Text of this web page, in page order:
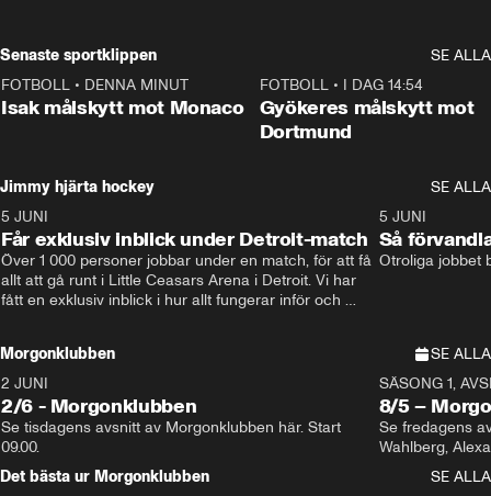
Senaste sportklippen
SE ALLA
FOTBOLL • DENNA MINUT
Isak målskytt mot Monaco
FOTBOLL• I DAG 14:54
Gyökeres målskytt mot
Dortmund
Jimmy hjärta hockey
SE ALLA
5 JUNI
Får exklusiv inblick under Detroit-match
Över 1 000 personer jobbar under en match, för att få
allt att gå runt i Little Ceasars Arena i Detroit. Vi har
fått en exklusiv inblick i hur allt fungerar inför och
5 JUNI
Så
Otroliga jobbet
Morgonklubben
SE ALLA
2 JUNI
2/6 - Morgonklubben
Se tisdagens avsnitt av Morgonklubben här. Start
SÄSONG 1,
8/5 –
Se fredagens
Det bästa ur Morgonklubben
SE ALLA